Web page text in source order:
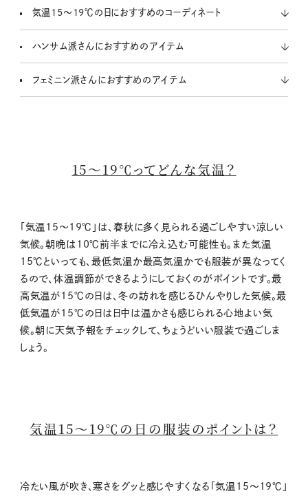
気温15～19℃の日におすすめのコーディネート
ハンサム派さんにおすすめのアイテム
フェミニン派さんにおすすめのアイテム
15～19℃ってどんな気温？
「気温15～19℃」は、春秋に多く見られる過ごしやすい涼しい
気候。朝晩は10℃前半までに冷え込む可能性も。また気温
15℃といっても、最低気温か最高気温かでも服装が異なってく
るので、体温調節ができるようにしておくのがポイントです。最
高気温が15℃の日は、冬の訪れを感じるひんやりした気候。最
低気温が15℃の日は日中は温かさも感じられる心地よい気
候。朝に天気予報をチェックして、ちょうどいい服装で過ごしま
しょう。
気温15～19℃の日の服装のポイントは？
冷たい風が吹き、寒さをグッと感じやすくなる「気温15～19℃」